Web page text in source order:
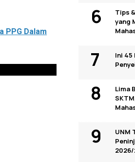
PPG Dalam
Tips
yang
Ini
Lima
UNM